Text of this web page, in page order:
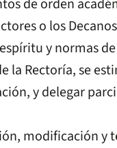
de orden
o los
y normas
la Rectoría, se
y delegar
modificación y